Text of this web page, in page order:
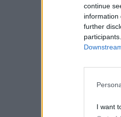
continue
information
further
I want